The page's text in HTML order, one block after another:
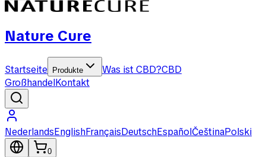
Nature Cure
Startseite Produkte Was ist CBD?CBD
GroßhandelKontakt
NederlandsEnglishFrançaisDeutschEspañolČeštinaPolski
0